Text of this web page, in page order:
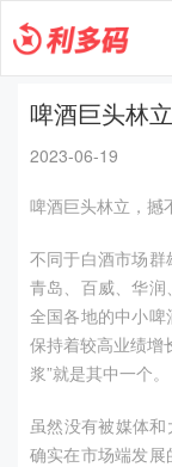
啤酒巨头林
2023-06-19
啤酒巨头林立，撼
不同于白酒市场群
青岛、百威、华润
全国各地的中小
保持着较高业绩增
浆”就是其中一个。
虽然没有被媒体
确实在市场端发